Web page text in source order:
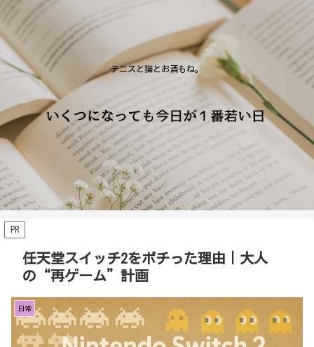
テニスと猫とお酒もね。
PR
任天堂スイッチ2をポチった理由｜大人
の“再ゲーム”計画
日常